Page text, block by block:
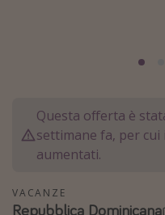
Malta
Canarie
Questa offerta è
settimane fa, per
aumentati.
VACANZE
Repubblica